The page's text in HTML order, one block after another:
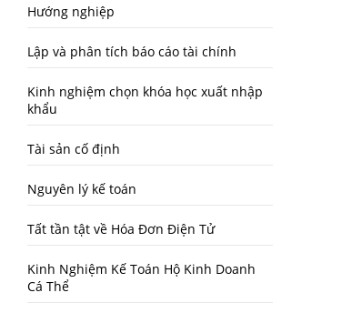
Hướng nghiệp
Lập và phân tích báo cáo tài chính
Kinh nghiệm chọn khóa học xuất nhập
khẩu
Tài sản cố định
Nguyên lý kế toán
Tất tần tật về Hóa Đơn Điện Tử
Kinh Nghiệm Kế Toán Hộ Kinh Doanh
Cá Thể